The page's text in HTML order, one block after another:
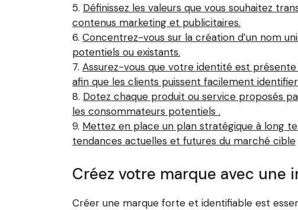
Définissez les valeurs que vous souhaitez
contenus marketing et publicitaires.
Concentrez-vous sur la création d’un nom
potentiels ou existants.
Assurez-vous que votre identité est
afin que les clients puissent facilement
Dotez chaque produit ou service proposés
les consommateurs potentiels .
Mettez en place un plan stratégique à long
tendances actuelles et futures du marché cible
Créez votre marque avec une
Créer une marque forte et identifiable est